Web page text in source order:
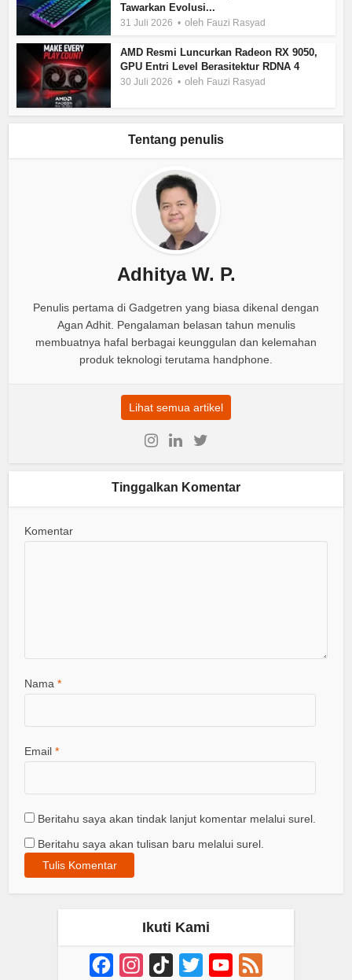
Tawarkan Evolusi...
31 Juli 2026 oleh Fauzi Rasyad
AMD Resmi Luncurkan Radeon RX 9050,
GPU Entri Level Berasitektur RDNA 4
30 Juli 2026 oleh Fauzi Rasyad
Tentang penulis
Adhitya W. P.
Penulis pertama di Gadgetren yang biasa dikenal dengan
Agan Adhit. Pengalaman belasan tahun menulis
membuatnya hafal berbagai keunggulan dan kelemahan
produk teknologi terutama handphone.
Lihat semua artikel
Tinggalkan Komentar
Komentar
Nama*
Email*
Beritahu saya akan tindak lanjut komentar melalui surel.
Beritahu saya akan tulisan baru melalui surel.
Ikuti Kami
FacebookInstagram
TikTok Twitter YouTube